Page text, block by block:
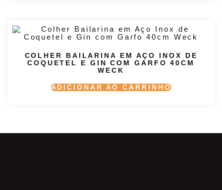
COLHER BAILARINA EM AÇO INOX DE
COQUETEL E GIN COM GARFO 40CM
WECK
ADICIONAR AO CARRINHO